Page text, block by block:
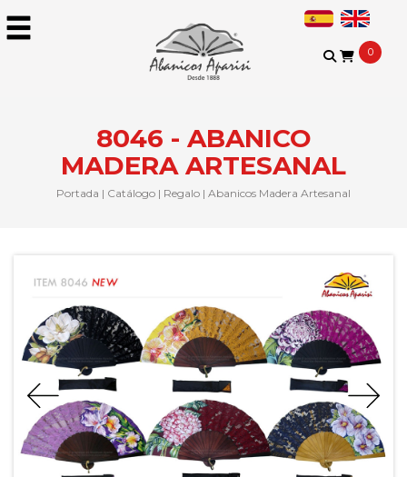
0
8046 - ABANICO
MADERA ARTESANAL
Portada | Catálogo | Regalo | Abanicos Madera Artesanal